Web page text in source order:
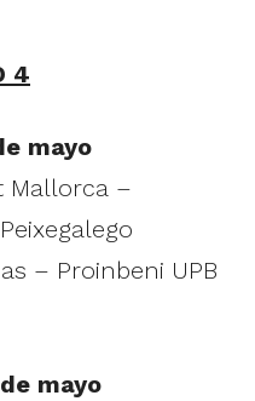
4
mayo
Mallorca –
– Proinbeni UPB
mayo